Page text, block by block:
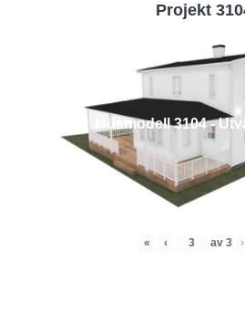
Projekt
Husmodell 3104 -
« ‹ av 3 ›